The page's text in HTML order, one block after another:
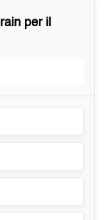
per il